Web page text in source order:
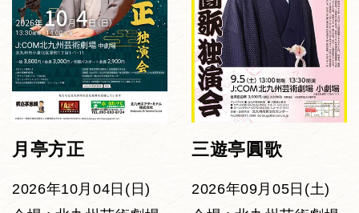
月亭方正
2026年10月04日(日)
三遊亭圓歌
2026年09月05日(土)